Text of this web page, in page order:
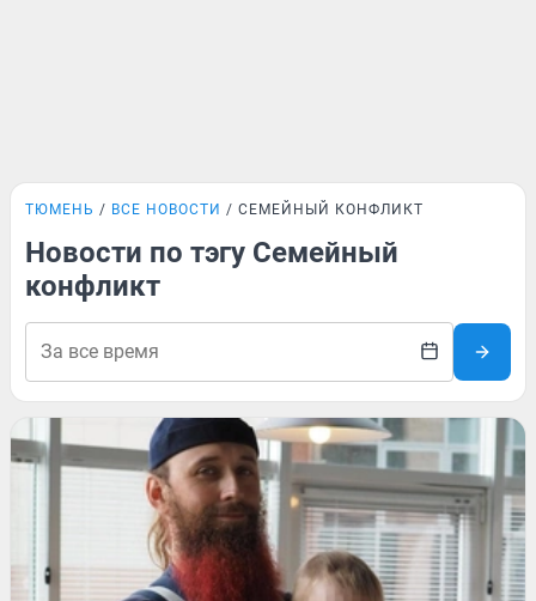
ТЮМЕНЬ ВСЕ НОВОСТИ СЕМЕЙНЫЙ КОНФЛИКТ
Новости по тэгу Семейный
конфликт